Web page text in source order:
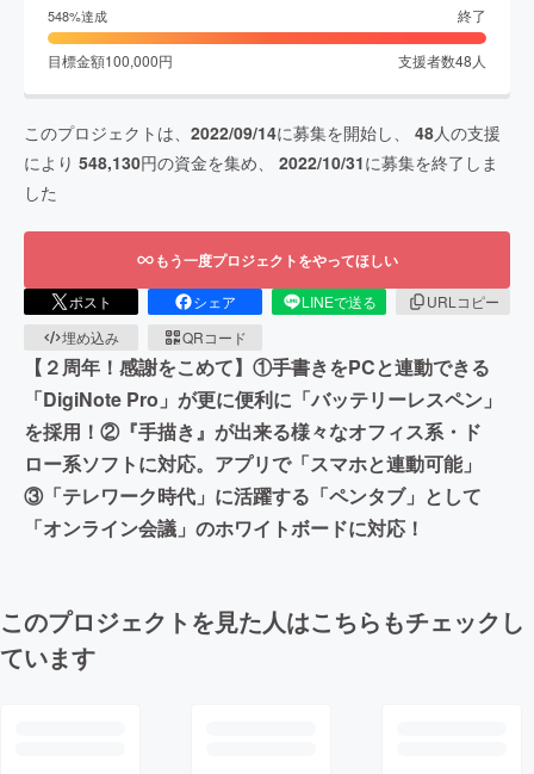
548%達成 終了
目標金額100,000円 支援者数48 人
このプロジェクトは、 2022/09/14に募集を開始し、 48人の支援
により 548,130円の資金を集め、 2022/10/31に募集を終了しま
した
もう一度プロジェクトをやってほしい
ポスト シェア LINEで送る
URLコピー
埋め込み
QRコード
【２周年！感謝をこめて】①手書きをPCと連動できる
「DigiNote Pro」が更に便利に「バッテリーレスペン」
を採用！②『手描き』が出来る様々なオフィス系・ド
ロー系ソフトに対応。アプリで「スマホと連動可能」
③「テレワーク時代」に活躍する「ペンタブ」として
「オンライン会議」のホワイトボードに対応！
このプロジェクトを見た人はこちらもチェックし
ています